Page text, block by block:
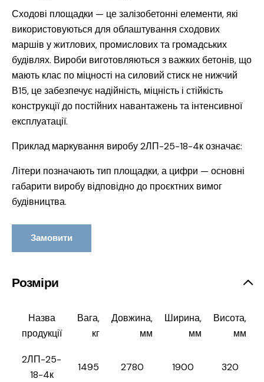
Сходові площадки — це залізобетонні елементи, які
використовуються для облаштування сходових
маршів у житлових, промислових та громадських
будівлях. Вироби виготовляються з важких бетонів, що
мають клас по міцності на силовий стиск не нижчий
В15, це забезпечує надійність, міцність і стійкість
конструкції до постійних навантажень та інтенсивної
експлуатації.
Приклад маркування виробу 2ЛП-25-18-4к означає:
Літери позначають тип площадки, а цифри — основні
габарити виробу відповідно до проєктних вимог
будівництва.
Замовити
Розміри
Назва
продукції
Вага,
кг
Довжина,
мм
Ширина,
мм
Висота,
мм
2ЛП-25-
18-4к
1495 2780 1900 320